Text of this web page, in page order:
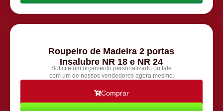
Roupeiro de Madeira 2 portas
Insalubre NR 18 e NR 24
Solicite um orçamento personalizado ou fale
com um de nossos vendedores agora mesmo.
Comprar